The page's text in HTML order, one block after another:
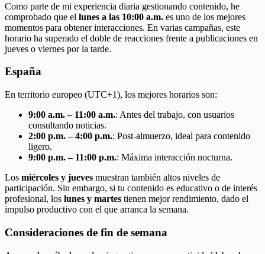
Como parte de mi experiencia diaria gestionando contenido, he
comprobado que el lunes a las 10:00 a.m. es uno de los mejores
momentos para obtener interacciones. En varias campañas, este
horario ha superado el doble de reacciones frente a publicaciones en
jueves o viernes por la tarde.
España
En territorio europeo (UTC+1), los mejores horarios son:
9:00 a.m. – 11:00 a.m.: Antes del trabajo, con usuarios
consultando noticias.
2:00 p.m. – 4:00 p.m.: Post-almuerzo, ideal para contenido
ligero.
9:00 p.m. – 11:00 p.m.: Máxima interacción nocturna.
Los miércoles y jueves muestran también altos niveles de
participación. Sin embargo, si tu contenido es educativo o de interés
profesional, los lunes y martes tienen mejor rendimiento, dado el
impulso productivo con el que arranca la semana.
Consideraciones de fin de semana